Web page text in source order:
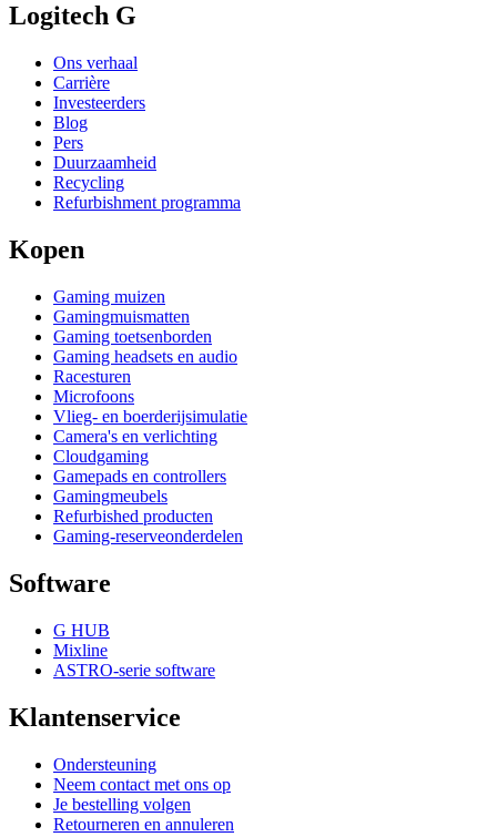
Logitech G
Ons verhaal
Carrière
Investeerders
Blog
Pers
Duurzaamheid
Recycling
Refurbishment programma
Kopen
Gaming muizen
Gamingmuismatten
Gaming toetsenborden
Gaming headsets en audio
Racesturen
Microfoons
Vlieg- en boerderijsimulatie
Camera's en verlichting
Cloudgaming
Gamepads en controllers
Gamingmeubels
Refurbished producten
Gaming-reserveonderdelen
Software
G HUB
Mixline
ASTRO-serie software
Klantenservice
Ondersteuning
Neem contact met ons op
Je bestelling volgen
Retourneren en annuleren